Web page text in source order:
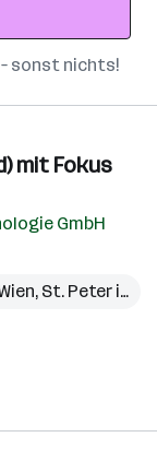
sonst nichts!
mit Fokus
GmbH
, St. Peter in der Au